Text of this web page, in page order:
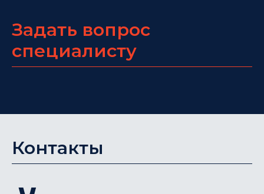
Задать вопрос
специалисту
Контакты